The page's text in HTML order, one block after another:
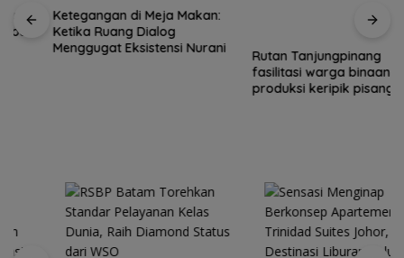
Ketegangan di Meja Makan:
Ketika Ruang Dialog
Menggugat Eksistensi Nurani
Rutan Tanjungpinang
produksi keripik pisang